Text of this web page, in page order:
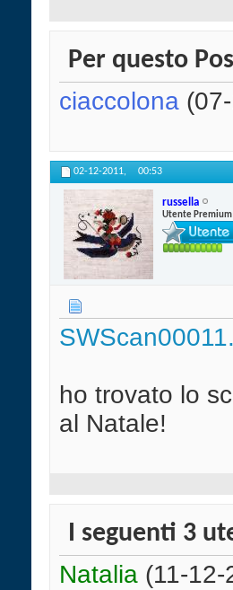
Per questo
ciaccolona
02-12-2011, 00:53
russella
Utente Premium
ho trovato lo
al Natale!
I seguenti 3
Natalia (11-12-